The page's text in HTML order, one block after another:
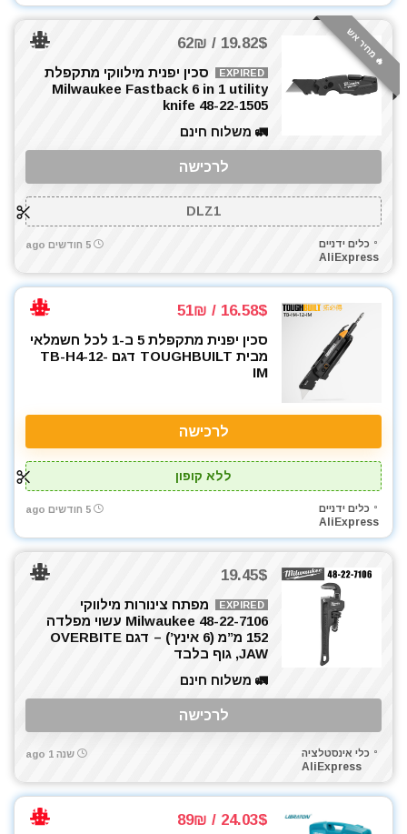
מפתח רטיטה 1/2"
מפתח רטיטה 3/4"
מקדחה רוטטת
מקדחים
משאבה טבולה
משאבת ואקום
משחזת ציר
סוללות
סולמות
סכינים וכלי בישול
פטישון
פלס לייזר
פנסים ותאורה
קונגו / פטיש חציבה
שואבי אבק
שונות
תיקי כלי עבודה
All categories
🔥 מחיר אש 19.82$ / 62₪
EXPIRED
סכין יפנית מילווקי מתקפלת
Milwaukee Fastback 6 in 1 utility
knife 48-22-1505
🚛 משלוח חינם
לרכישה
DLZ1
כלים ידניים
AliExpress
5 חודשים ago
16.58$ / 51₪
סכין יפנית מתקפלת 5 ב-1 לכל חשמלאי
מבית TOUGHBUILT דגם TB-H4-12-
IM
לרכישה
ללא קופון
כלים ידניים
AliExpress
5 חודשים ago
19.45$
EXPIRED
מפתח צינורות מילווקי
Milwaukee 48-22-7106 עשוי מפלדה
152 מ”מ (6 אינץ’) – דגם OVERBITE
JAW, גוף בלבד
🚛 משלוח חינם
לרכישה
כלי אינסטלציה
AliExpress
שנה 1 ago
24.03$ / 89₪